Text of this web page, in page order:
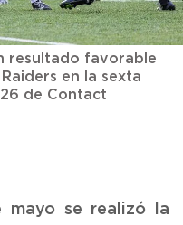
resultado favorable
en la sexta
de Contact
mayo se realizó la